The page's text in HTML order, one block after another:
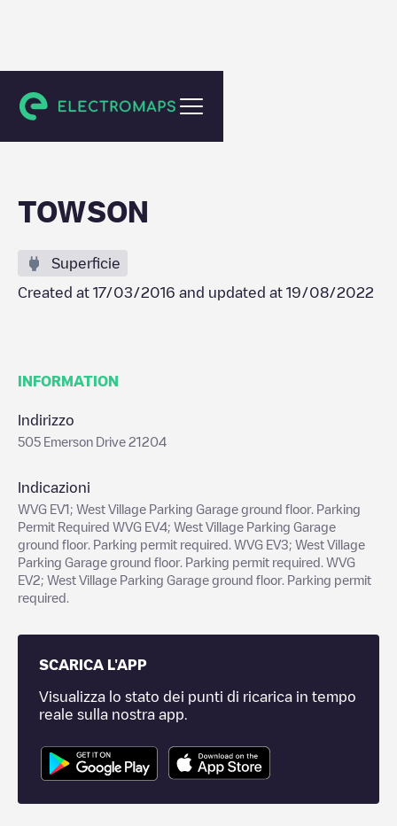
Towson
TOWSON
Superficie
Created at 17/03/2016 and updated at 19/08/2022
INFORMATION
Indirizzo
505 Emerson Drive 21204
Indicazioni
WVG EV1; West Village Parking Garage ground floor. Parking
Permit Required WVG EV4; West Village Parking Garage
ground floor. Parking permit required. WVG EV3; West Village
Parking Garage ground floor. Parking permit required. WVG
EV2; West Village Parking Garage ground floor. Parking permit
required.
SCARICA L'APP
Visualizza lo stato dei punti di ricarica in tempo
reale sulla nostra app.